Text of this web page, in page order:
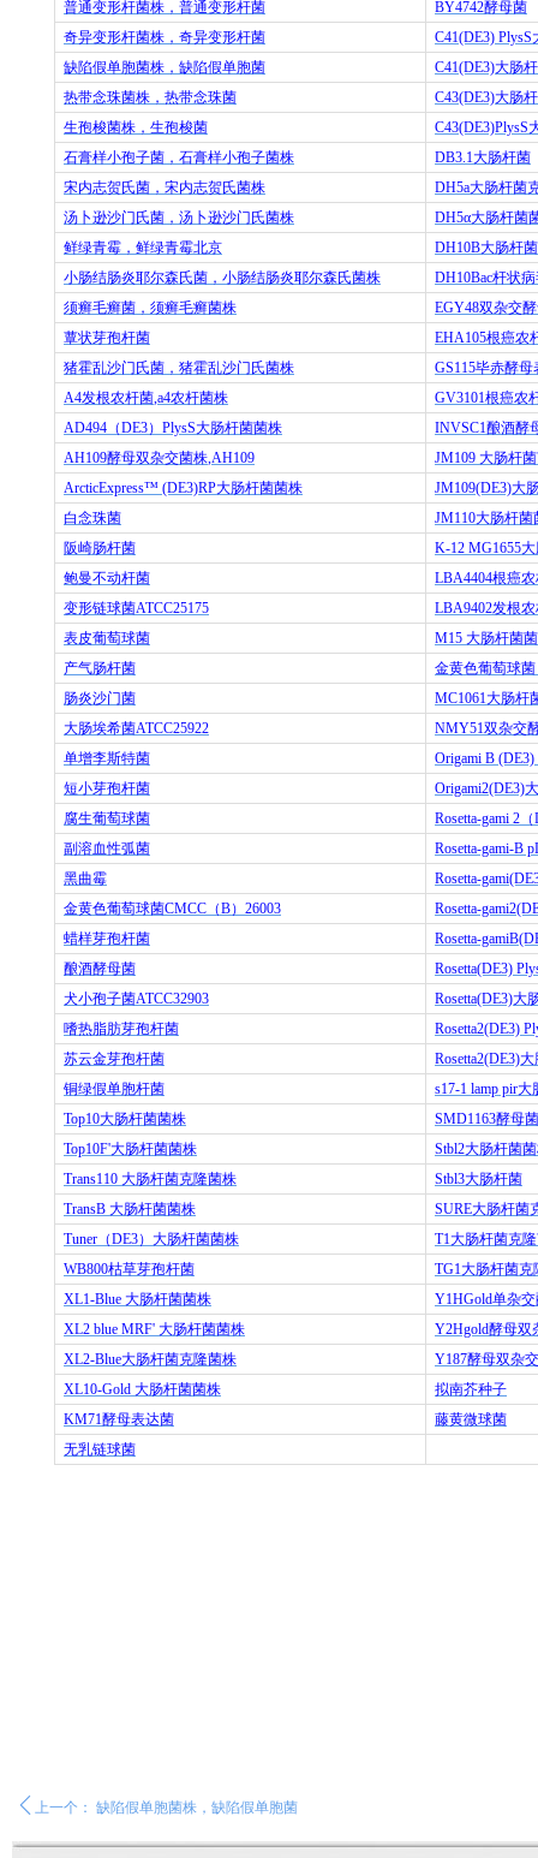
ꄴ 上一个： 缺陷假单胞菌株，缺陷假单胞菌
普通变形杆菌株，普通变形杆菌 BY4742酵母菌
奇异变形杆菌株，奇异变形杆菌
C41(DE3) PlysS
缺陷假单胞菌株，缺陷假单胞菌
C41(DE3)大肠
热带念珠菌株，热带念珠菌
C43(DE3)大肠
生孢梭菌株，生孢梭菌
C43(DE3)PlysS
石膏样小孢子菌，石膏样小孢子菌株
DB3.1大肠杆菌
宋内志贺氏菌，宋内志贺氏菌株
DH5a大肠杆菌
汤卜逊沙门氏菌，汤卜逊沙门氏菌株
DH5α大肠杆菌
鲜绿青霉，鲜绿青霉北京
DH10B大肠杆
小肠结肠炎耶尔森氏菌，小肠结肠炎耶尔森氏菌株
DH10Bac杆状
须癣毛癣菌，须癣毛癣菌株
EGY48双杂交
蕈状芽孢杆菌
EHA105根癌农
猪霍乱沙门氏菌，猪霍乱沙门氏菌株
GS115毕赤酵母
A4发根农杆菌 ,a4农杆菌株 GV3101根癌农
AD494 （DE3） PlysS大肠杆菌菌株 INVSC1酿酒酵
AH109酵母双杂交菌株 ,AH109 JM109 大肠杆
ArcticExpress™ (DE3)RP大肠杆菌菌株 JM109(DE3)大
白念珠菌
JM110大肠杆菌
阪崎肠杆菌
K-12 MG1655
鲍曼不动杆菌
LBA4404根癌
变形链球菌ATCC25175 LBA9402发根
表皮葡萄球菌
M15 大肠杆菌
产气肠杆菌
金黄色葡萄球菌
肠炎沙门菌
MC1061大肠杆
大肠埃希菌ATCC25922 NMY51双杂交
单增李斯特菌
Origami B (DE3)
短小芽孢杆菌
Origami2(DE3)
腐生葡萄球菌
Rosetta-gami 2 （
副溶血性弧菌
Rosetta-gami-B
黑曲霉
Rosetta-
金黄色葡萄球菌CMCC （B） 26003
Rosetta-
蜡样芽孢杆菌
Rosetta-
酿酒酵母菌
Rosetta(DE3)
犬小孢子菌ATCC32903 Rosetta(DE3)大
嗜热脂肪芽孢杆菌
Rosetta2(DE3)
苏云金芽孢杆菌
Rosetta2(DE3)大
铜绿假单胞杆菌
s17-1 lamp pir大
Top10大肠杆菌菌株 SMD1163酵母菌
Top10F'大肠杆菌菌株 Stbl2大肠杆菌
Trans110 大肠杆菌克隆菌株 Stbl3大肠杆菌
TransB 大肠杆菌菌株 SURE大肠杆菌
Tuner （DE3）大肠杆菌菌株 T1大肠杆菌克
WB800枯草芽孢杆菌 TG1大肠杆菌克
XL1-Blue 大肠杆菌菌株 Y1HGold单杂
XL2 blue MRF' 大肠杆菌菌株 Y2Hgold酵母双
XL2-Blue大肠杆菌克隆菌株 Y187酵母双杂
XL10-Gold 大肠杆菌菌株
拟南芥种子
KM71酵母表达菌
藤黄微球菌
无乳链球菌